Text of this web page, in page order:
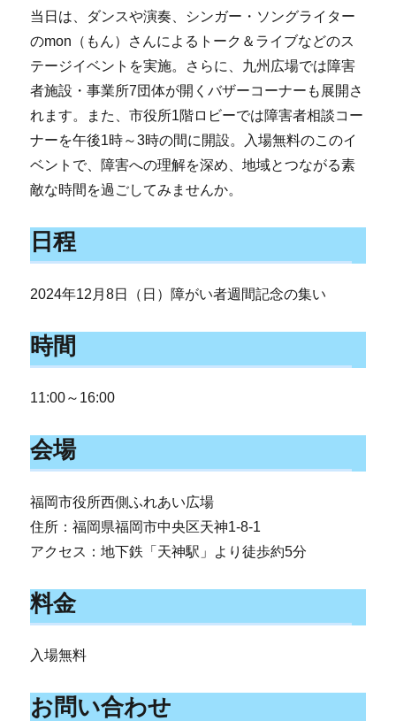
当日は、ダンスや演奏、シンガー・ソングライター
のmon（もん）さんによるトーク＆ライブなどのス
テージイベントを実施。さらに、九州広場では障害
者施設・事業所7団体が開くバザーコーナーも展開さ
れます。また、市役所1階ロビーでは障害者相談コー
ナーを午後1時～3時の間に開設。入場無料のこのイ
ベントで、障害への理解を深め、地域とつながる素
敵な時間を過ごしてみませんか。
日程
2024年12月8日（日）障がい者週間記念の集い
時間
11:00～16:00
会場
福岡市役所西側ふれあい広場
住所：福岡県福岡市中央区天神1-8-1
アクセス：地下鉄「天神駅」より徒歩約5分
料金
入場無料
お問い合わせ